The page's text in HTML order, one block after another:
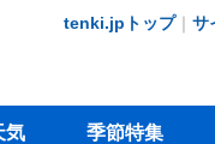
tenki.jpトップ｜ サ
気 季節特集